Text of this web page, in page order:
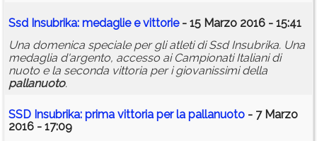
Ssd Insubrika: medaglie e vittorie- 15 Marzo 2016 - 15:41
Una domenica speciale per gli atleti di Ssd Insubrika. Una
medaglia d'argento, accesso ai Campionati Italiani di
nuoto e la seconda vittoria per i giovanissimi della
pallanuoto.
SSD Insubrika: prima vittoria per la pallanuoto - 7 Marzo
2016 - 17:09